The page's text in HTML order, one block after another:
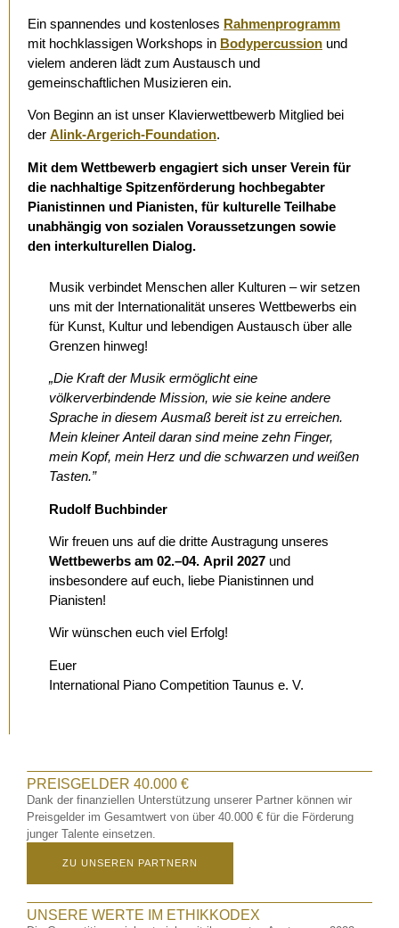
PREISGELDER 40.000 €
Dank der finanziellen Unterstützung unserer Partner können wir
Preisgelder im Gesamtwert von über 40.000 € für die Förderung
junger Talente einsetzen.
ZU UNSEREN PARTNERN
UNSERE WERTE IM ETHIKKODEX
Ein spannendes und kostenloses Rahmenprogramm
mit hochklassigen Workshops in Bodypercussion und
vielem anderen lädt zum Austausch und
gemeinschaftlichen Musizieren ein.
Von Beginn an ist unser Klavierwettbewerb Mitglied bei
der Alink-Argerich-Foundation.
Mit dem Wettbewerb engagiert sich unser Verein für
die nachhaltige Spitzenförderung hochbegabter
Pianistinnen und Pianisten, für kulturelle Teilhabe
unabhängig von sozialen Voraussetzungen sowie
den interkulturellen Dialog.
Musik verbindet Menschen aller Kulturen – wir setzen
uns mit der Internationalität unseres Wettbewerbs ein
für Kunst, Kultur und lebendigen Austausch über alle
Grenzen hinweg!
„Die Kraft der Musik ermöglicht eine
völkerverbindende Mission, wie sie keine andere
Sprache in diesem Ausmaß bereit ist zu erreichen.
Mein kleiner Anteil daran sind meine zehn Finger,
mein Kopf, mein Herz und die schwarzen und weißen
Tasten.”
Rudolf Buchbinder
Wir freuen uns auf die dritte Austragung unseres
Wettbewerbs am 02.–04. April 2027 und
insbesondere auf euch, liebe Pianistinnen und
Pianisten!
Wir wünschen euch viel Erfolg!
Euer
International Piano Competition Taunus e. V.